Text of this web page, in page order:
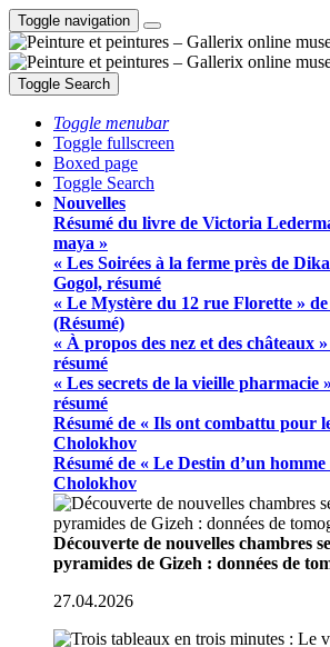
Toggle navigation
Toggle Search
Toggle menubar
Toggle fullscreen
Boxed page
Toggle Search
Nouvelles
Résumé du livre de Victoria
maya »
« Les Soirées à la ferme près de
Gogol, résumé
« Le Mystère du 12 rue Florette »
(Résumé)
« À propos des nez et des châteaux
résumé
« Les secrets de la vieille
résumé
Résumé de « Ils ont combattu pour
Cholokhov
Résumé de « Le Destin d’un
Cholokhov
Découverte de nouvelles chambres
pyramides de Gizeh : données de
27.04.2026